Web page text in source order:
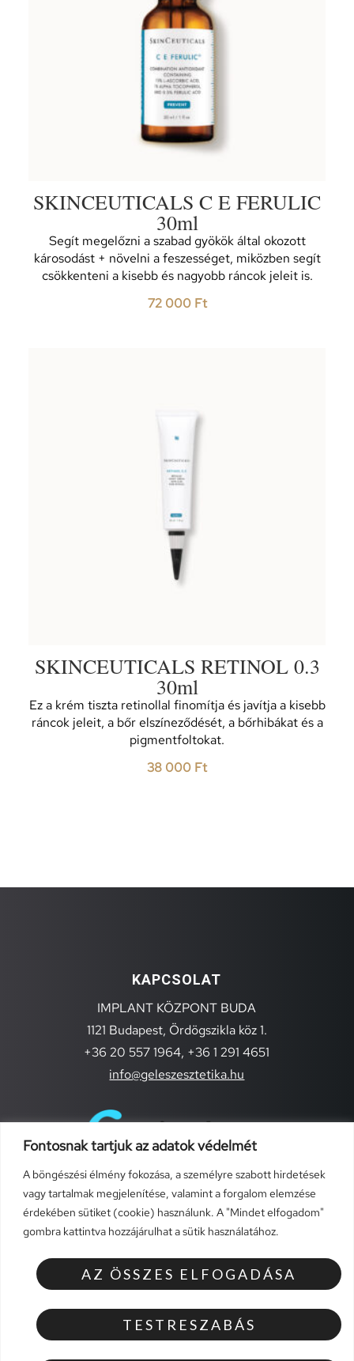
Fontosnak tartjuk az adatok védelmét
A böngészési élmény fokozása, a személyre szabott hirdetések
vagy tartalmak megjelenítése, valamint a forgalom elemzése
érdekében sütiket (cookie) használunk. A "Mindet elfogadom"
gombra kattintva hozzájárulhat a sütik használatához.
TESTRESZABÁS
AZ ÖSSZES ELFOGADÁSA
SKINCEUTICALS C E FERULIC
30ml
Segít megelőzni a szabad gyökök által okozott
károsodást + növelni a feszességet, miközben segít
csökkenteni a kisebb és nagyobb ráncok jeleit is.
72 000 Ft
SKINCEUTICALS RETINOL 0.3
30ml
Ez a krém tiszta retinollal finomítja és javítja a kisebb
ráncok jeleit, a bőr elszíneződését, a bőrhibákat és a
pigmentfoltokat.
38 000 Ft
KAPCSOLAT
IMPLANT KÖZPONT BUDA
1121 Budapest, Ördögszikla köz 1.
+36 20 557 1964, +36 1 291 4651
info@geleszesztetika.hu
Általános szerződési feltételek (szolgáltatások)
Általános szerződési feltételek
Adatvédelmi szabályzat
Elállás a szerződéstől